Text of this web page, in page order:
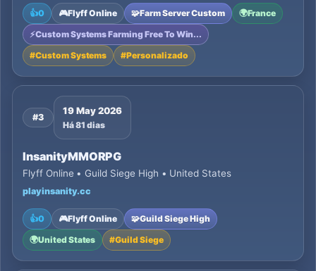
👍0 🎮Flyff Online 🧩Farm Server Custom 🌍France
⚡Custom Systems Farming Free To Win...
#Custom Systems #Personalizado
#3
19 May 2026
Há 81 dias
InsanityMMORPG
Flyff Online • Guild Siege High • United States
playinsanity.cc
👍0 🎮Flyff Online 🧩Guild Siege High
🌍United States #Guild Siege